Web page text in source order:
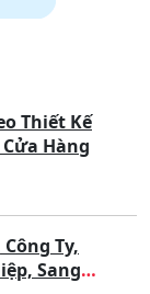
Thiết Kế
Hàng
Ty,
Sang